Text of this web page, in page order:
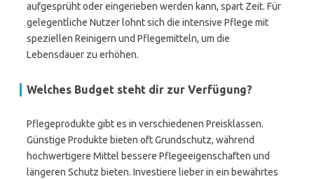
aufgesprüht oder eingerieben werden kann, spart Zeit. Für
gelegentliche Nutzer lohnt sich die intensive Pflege mit
speziellen Reinigern und Pflegemitteln, um die
Lebensdauer zu erhöhen.
Welches Budget steht dir zur Verfügung?
Pflegeprodukte gibt es in verschiedenen Preisklassen.
Günstige Produkte bieten oft Grundschutz, während
hochwertigere Mittel bessere Pflegeeigenschaften und
längeren Schutz bieten. Investiere lieber in ein bewährtes